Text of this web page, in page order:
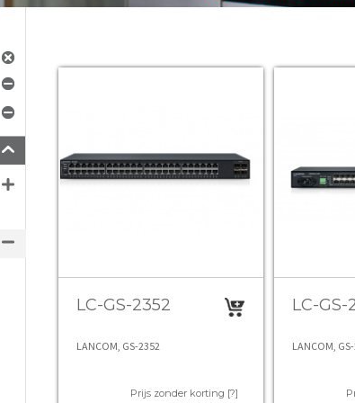
LC-GS-2352
LANCOM, GS-2352
Prijs zonder korting [?]
LC-GS-
LANCOM,